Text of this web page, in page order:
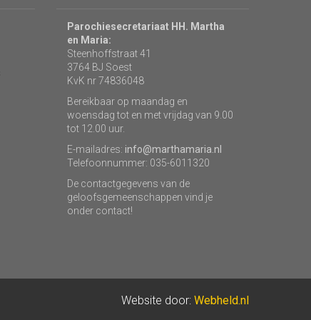
Parochiesecretariaat HH. Martha
en Maria:
Steenhoffstraat 41
3764 BJ Soest
KvK nr 74836048
Bereikbaar op maandag en
woensdag tot en met vrijdag van 9.00
tot 12.00 uur.
E-mailadres: info@marthamaria.nl
Telefoonnummer: 035-6011320
De contactgegevens van de
geloofsgemeenschappen vind je
onder contact!
Website door: Webheld.nl